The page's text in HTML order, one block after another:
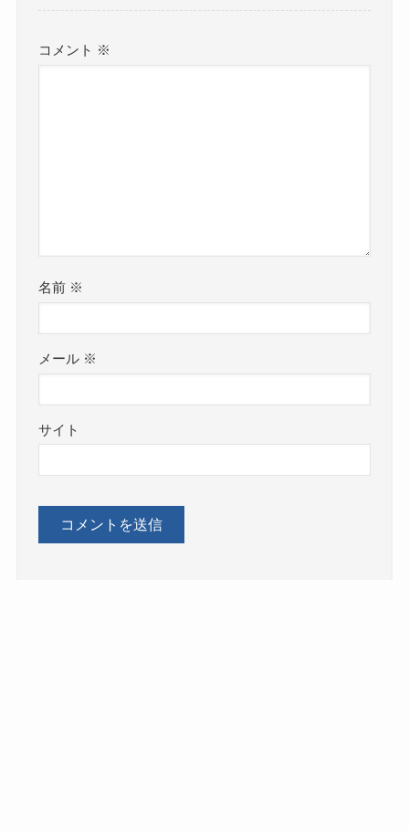
コメント ※
名前 ※
メール ※
サイト